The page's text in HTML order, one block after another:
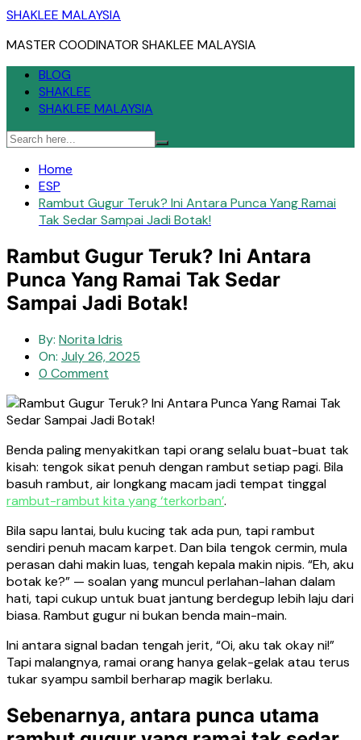
Skip
content
SHAKLEE MALAYSIA
MASTER COODINATOR SHAKLEE MALAYSIA
BLOG
SHAKLEE
SHAKLEE MALAYSIA
Home
ESP
Rambut Gugur Teruk? Ini Antara Punca Yang Ramai
Tak Sedar Sampai Jadi Botak!
Rambut Gugur Teruk? Ini Antara
Punca Yang Ramai Tak Sedar
Sampai Jadi Botak!
By: Norita Idris
On: July 26, 2025
0 Comment
Benda paling menyakitkan tapi orang selalu buat-buat tak
kisah: tengok sikat penuh dengan rambut setiap pagi. Bila
basuh rambut, air longkang macam jadi tempat tinggal
rambut-rambut kita yang ‘terkorban’.
Bila sapu lantai, bulu kucing tak ada pun, tapi rambut
sendiri penuh macam karpet. Dan bila tengok cermin, mula
perasan dahi makin luas, tengah kepala makin nipis. “Eh, aku
botak ke?” — soalan yang muncul perlahan-lahan dalam
hati, tapi cukup untuk buat jantung berdegup lebih laju dari
biasa. Rambut gugur ni bukan benda main-main.
Ini antara signal badan tengah jerit, “Oi, aku tak okay ni!”
Tapi malangnya, ramai orang hanya gelak-gelak atau terus
tukar syampu sambil berharap magik berlaku.
Sebenarnya, antara punca utama